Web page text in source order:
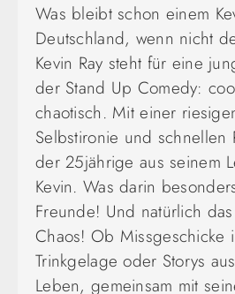
Was bleibt schon einem
Deutschland, wenn nicht
Kevin Ray steht für eine
der Stand Up Comedy:
chaotisch. Mit einer
Selbstironie und schnellen
der 25jährige aus seinem
Kevin. Was darin
Freunde! Und natürlich
Chaos! Ob Missgeschicke
Trinkgelage oder Storys
Leben, gemeinsam mit